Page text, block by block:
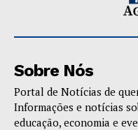
Sobre Nós
Portal de Notícias de
Informações e notícias
educação, economia e